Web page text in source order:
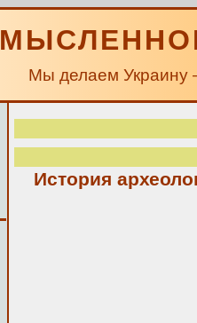
Мы делаем Украину
История